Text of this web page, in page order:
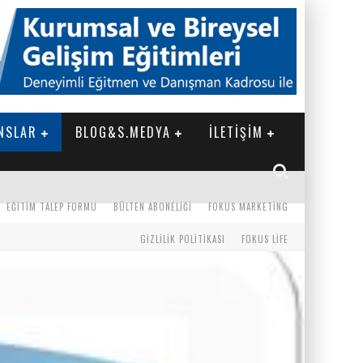
BLOG&S.MEDYA İLETİŞİM
FOKUS MARKETING
BÜLTEN ABONELIĞI
EĞITIM TALEP FORMU
FOKUS LIFE
GIZLILIK POLITIKASI